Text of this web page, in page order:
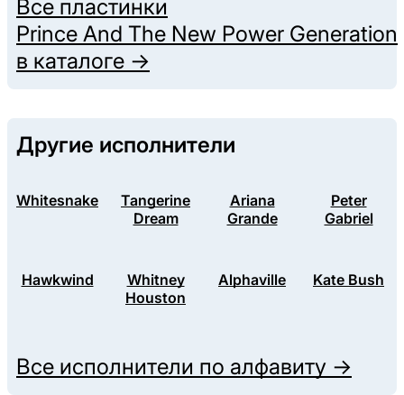
Все пластинки
Prince And The New Power Generation
в каталоге →
Другие исполнители
Whitesnake
Tangerine
Dream
Ariana
Grande
Peter
Gabriel
Hawkwind
Whitney
Houston
Alphaville Kate Bush
Все исполнители по алфавиту →